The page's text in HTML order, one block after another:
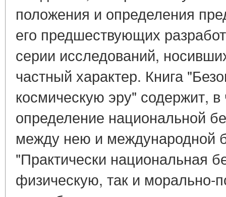
положения и определения
его предшествующих
серии исследований,
частный характер. Книга
космическую эру" содержит, в
определение национальной
между нею и международной
"Практически национальная
физическую, так и морально-